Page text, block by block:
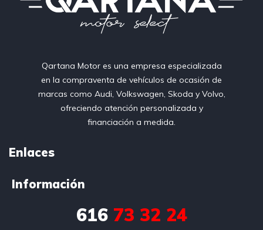
Qartana Motor es una empresa especializada
en la compraventa de vehículos de ocasión de
marcas como Audi, Volkswagen, Skoda y Volvo,
ofreciendo atención personalizada y
financiación a medida.
Enlaces
Información
61673 32 24